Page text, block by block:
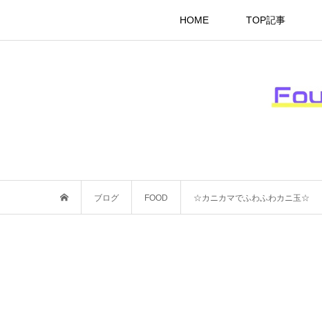
HOME TOP記事
ブログ FOOD ☆カニカマでふわふわカニ玉☆